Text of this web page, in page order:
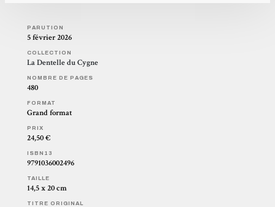
PARUTION
5 février 2026
COLLECTION
La Dentelle du Cygne
NOMBRE DE PAGES
480
FORMAT
Grand format
PRIX
24,50 €
ISBN13
9791036002496
TAILLE
14,5 x 20 cm
TITRE ORIGINAL